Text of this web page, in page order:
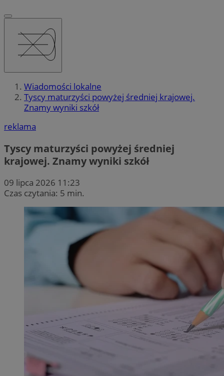
Wiadomości lokalne
Tyscy maturzyści powyżej średniej krajowej.
Znamy wyniki szkół
reklama
Tyscy maturzyści powyżej średniej
krajowej. Znamy wyniki szkół
09 lipca 2026 11:23
Czas czytania: 5 min.